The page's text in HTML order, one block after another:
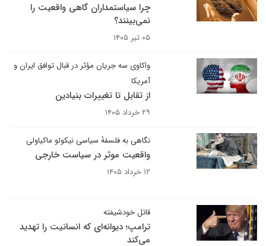
چرا سیاستمداران گاهی واقعیت را
نمی‌بینند؟
۰۵ تیر ۱۴۰۵
واکاوی سه جریان مؤثر در قبال توافق ایران و
آمریکا
از تقابل تا تغییرات بنیادین
۲۹ خرداد ۱۴۰۵
نگاهی به فلسفهٔ سیاسی نیکولو ماکیاولی
واقعیت موثر در سیاست خارجی
۱۲ خرداد ۱۴۰۵
قاتل خودشیفته
ترامپ؛ دیوانه‌ای که انسانیت را تهدید
می‌کند